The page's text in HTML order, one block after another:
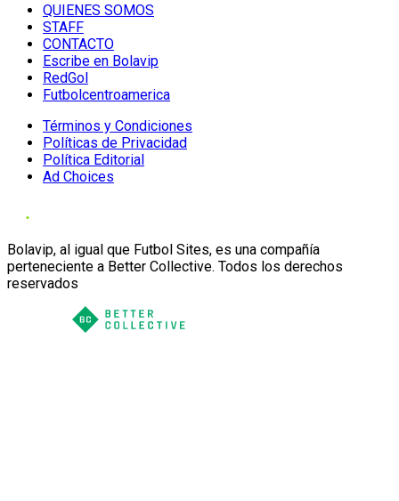
QUIENES SOMOS
STAFF
CONTACTO
Escribe en Bolavip
RedGol
Futbolcentroamerica
Términos y Condiciones
Políticas de Privacidad
Política Editorial
Ad Choices
Bolavip, al igual que Futbol Sites, es una compañía
perteneciente a Better Collective. Todos los derechos
reservados